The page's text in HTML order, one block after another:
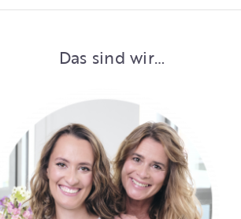
Das sind wir…